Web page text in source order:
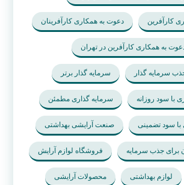
کارآفرین دعوت به همکاری کارآفرینان
به همکاری کارآفرین در تهران
سرمایه گذار سرمایه گذار برتر
با سود روزانه سرمایه گذاری مطمئن
با سود تضمینی صنعت آرایشی بهداشتی
برای جذب سرمایه فروشگاه لوازم آرایش
لوازم بهداشتی محصولات آرایشی